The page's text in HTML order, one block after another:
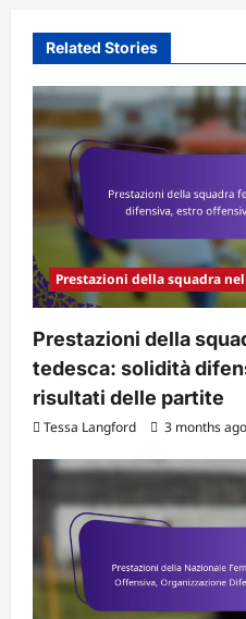
Related Stories
Prestazioni della squadra
Prestazioni della
tedesca: solidità
risultati delle partite
Tessa Langford 3 months ago